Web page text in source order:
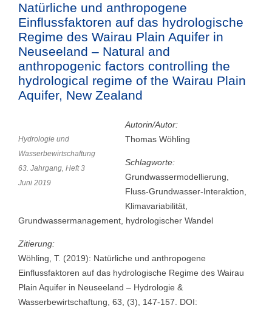
Natürliche und anthropogene
Einflussfaktoren auf das hydrologische
Regime des Wairau Plain Aquifer in
Neuseeland – Natural and
anthropogenic factors controlling the
hydrological regime of the Wairau Plain
Aquifer, New Zealand
Hydrologie und
Wasserbewirtschaftung
63. Jahrgang, Heft 3
Juni 2019
Autorin/Autor:
Thomas Wöhling
Schlagworte:
Grundwassermodellierung,
Fluss-Grundwasser-Interaktion,
Klimavariabilität,
Grundwassermanagement, hydrologischer Wandel
Zitierung:
Wöhling, T. (2019): Natürliche und anthropogene
Einflussfaktoren auf das hydrologische Regime des Wairau
Plain Aquifer in Neuseeland – Hydrologie &
Wasserbewirtschaftung, 63, (3), 147-157. DOI: